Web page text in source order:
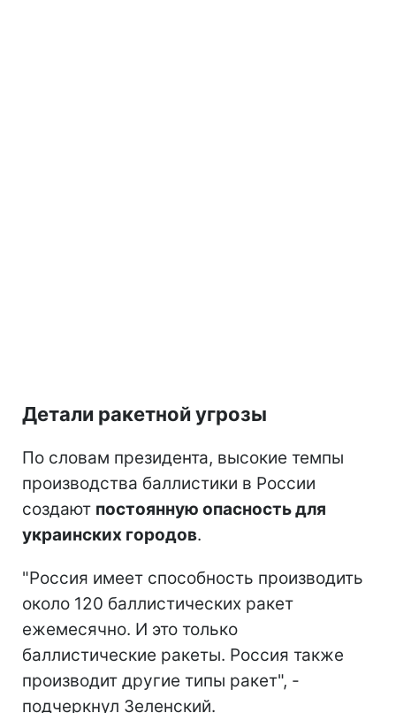
Детали ракетной угрозы
По словам президента, высокие темпы
производства баллистики в России
создают постоянную опасность для
украинских городов.
"Россия имеет способность производить
около 120 баллистических ракет
ежемесячно. И это только
баллистические ракеты. Россия также
производит другие типы ракет", -
подчеркнул Зеленский.